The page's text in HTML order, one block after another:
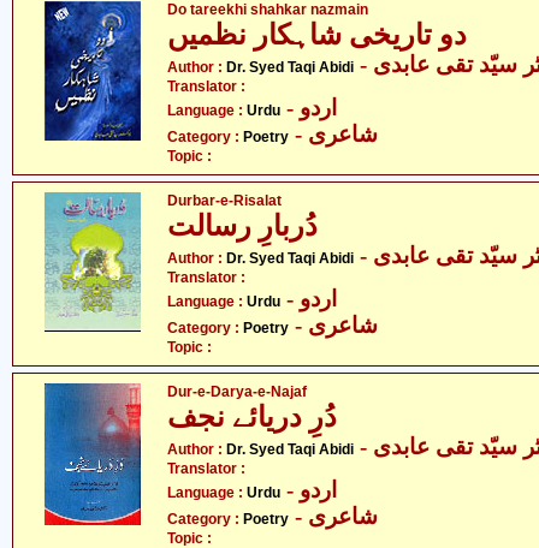
Do tareekhi shahkar nazmain
دو تاریخی شاہکار نظمیں
Author : Dr. Syed Taqi Abidi سیّد تقی عابدی
Translator :
Language : Urdu - اردو
Category : Poetry - شاعری
Topic :
Durbar-e-Risalat
دُربارِ رسالت
Author : Dr. Syed Taqi Abidi سیّد تقی عابدی
Translator :
Language : Urdu - اردو
Category : Poetry - شاعری
Topic :
Dur-e-Darya-e-Najaf
دُرِ دریائے نجف
Author : Dr. Syed Taqi Abidi سیّد تقی عابدی
Translator :
Language : Urdu - اردو
Category : Poetry - شاعری
Topic :